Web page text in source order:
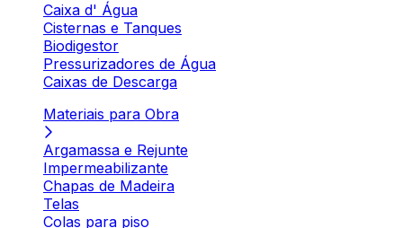
Caixa d' Água
Cisternas e Tanques
Biodigestor
Pressurizadores de Água
Caixas de Descarga
Materiais para Obra
Argamassa e Rejunte
Impermeabilizante
Chapas de Madeira
Telas
Colas para piso